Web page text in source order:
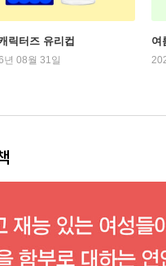
릭터즈 유리컵
08월 31일
여